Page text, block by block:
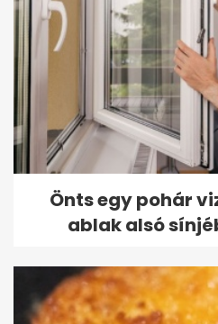
Önts egy pohár
ablak alsó